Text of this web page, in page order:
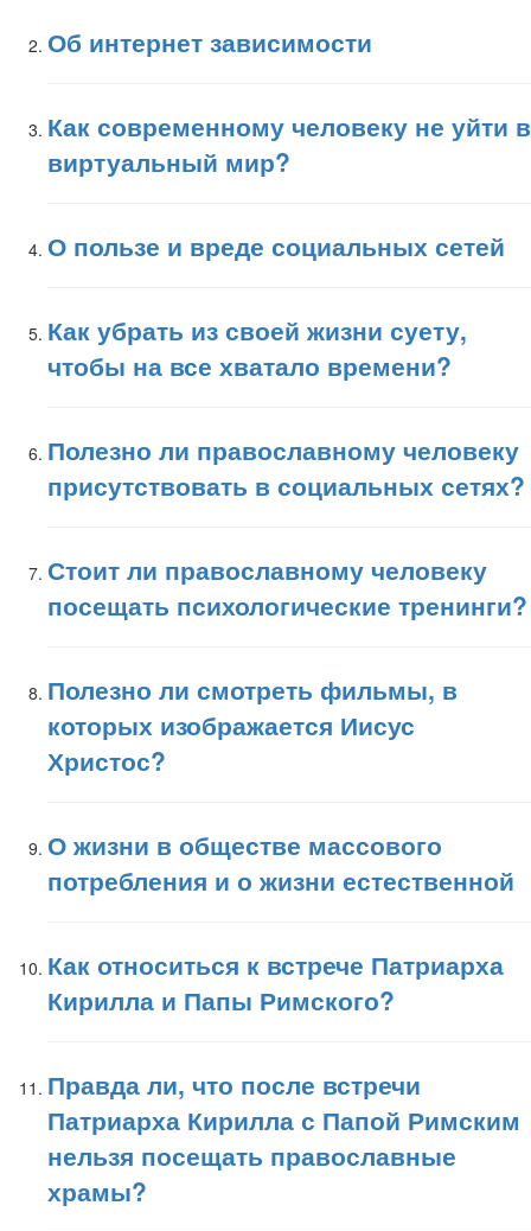
Об интернет зависимости
Как современному человеку не уйти в
виртуальный мир?
О пользе и вреде социальных сетей
Как убрать из своей жизни суету,
чтобы на все хватало времени?
Полезно ли православному человеку
присутствовать в социальных сетях?
Стоит ли православному человеку
посещать психологические тренинги?
Полезно ли смотреть фильмы, в
которых изображается Иисус
Христос?
О жизни в обществе массового
потребления и о жизни естественной
Как относиться к встрече Патриарха
Кирилла и Папы Римского?
Правда ли, что после встречи
Патриарха Кирилла с Папой Римским
нельзя посещать православные
храмы?